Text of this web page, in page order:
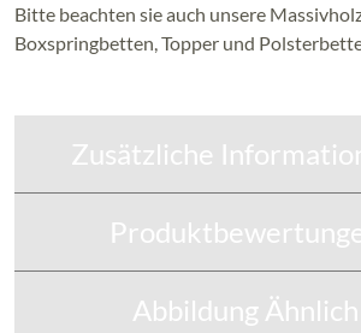
Bitte beachten sie auch unsere
Boxspringbetten,Topper und
Zusätzliche
Abbildung Ähnlich